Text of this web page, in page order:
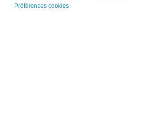
Préférences cookies